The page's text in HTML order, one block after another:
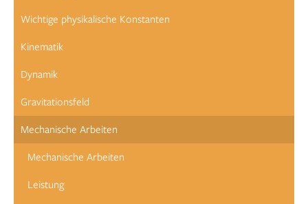
Wichtige physikalische Konstanten
Kinematik
Dynamik
Gravitationsfeld
Mechanische Arbeiten
Mechanische Arbeiten
Leistung